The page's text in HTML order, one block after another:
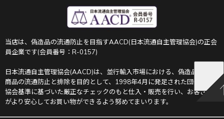
当店は、偽造品の流通防止を目指すAACD(日本流通自主管理協会)の正会
員企業です(会員番号：R-0157)
日本流通自主管理協会(AACD)は、並行輸入市場における、偽造品や不正
商品の流通防止と排除を目的として、1998年4月に発足された団体です。
協会基準に基づいた厳正なチェックのもと仕入・販売を行い、お客さま
がより安心してお買い物ができるよう努めてまいります。